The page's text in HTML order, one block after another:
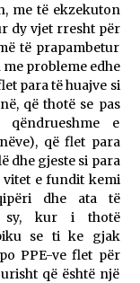
me të ekzekuton
dy vjet rresht për
të prapambetur
probleme edhe
para të huajve si
që thotë se pas
e
që flet para
dhe gjeste si para
vitet e fundit kemi
dhe ata të
sy, kur i thotë
se ti ke gjak
PPE-ve flet për
që është një